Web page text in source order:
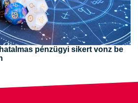
pénzügyi sikert vonz be